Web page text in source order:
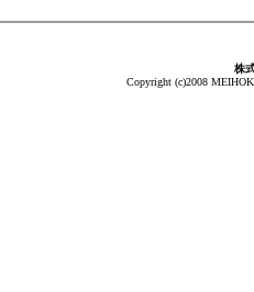
株
Copyright (c)2008